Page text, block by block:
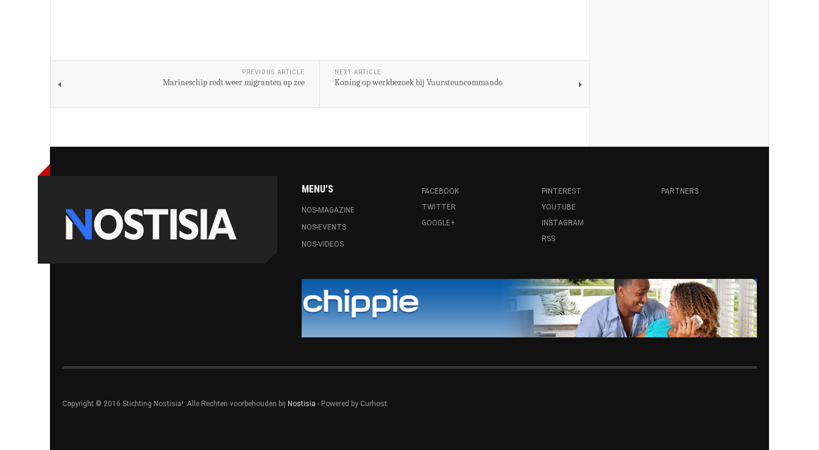
PREVIOUS ARTICLE
Marineschip redt weer migranten op zee
NEXT ARTICLE
Koning op werkbezoek bij Vuursteuncommando
MENU'S
NOS-MAGAZINE
NOS-EVENTS
NOS-VIDEOS
FACEBOOK
TWITTER
GOOGLE+
PINTEREST
YOUTUBE
INSTAGRAM
RSS
PARTNERS
Copyright © 2016 Stichting Nostisia!. Alle Rechten voorbehouden bij Nostisia - Powered by Curhost.